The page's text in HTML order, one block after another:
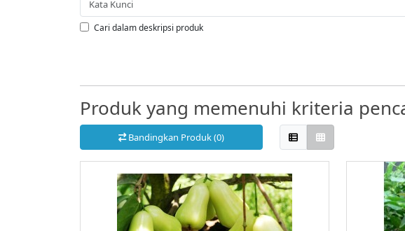
Cari dalam deskripsi produk
Produk yang memenuhi kriteria
Bandingkan Produk (0)